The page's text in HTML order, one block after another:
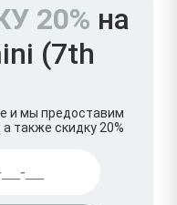
20% на
(7th
и мы предоставим
также скидку 20%